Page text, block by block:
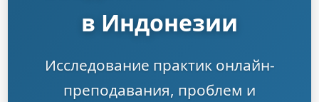
в Индонезии
Исследование практик онлайн-
преподавания, проблем и